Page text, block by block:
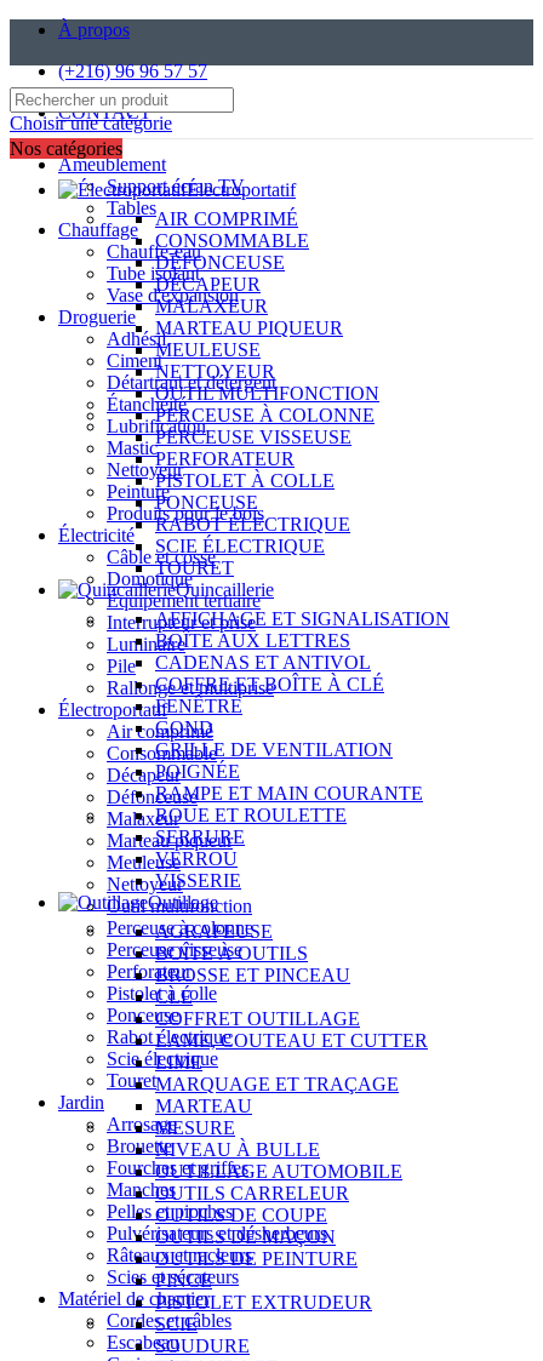
À propos
(+216) 96 96 57 57
CONTACT
Choisir une catégorie
Ameublement
Support écran TV
Tables
Chauffage
Chauffe-eau
Tube isolant
Vase d'expansion
Droguerie
Adhésif
Ciment
Détartrant et détergent
Étanchéité
Lubrification
Mastic
Nettoyeur
Peinture
Produits pour le bois
Électricité
Câble et cosse
Domotique
Équipement tertiaire
Interrupteur et prise
Luminaire
Pile
Rallonge et multiprise
Électroportatif
Air comprimé
Consommable
Décapeur
Défonceuse
Malaxeur
Marteau piqueur
Meuleuse
Nettoyeur
Outil multifonction
Perceuse à colonne
Perceuse visseuse
Perforateur
Pistolet à colle
Ponceuse
Rabot électrique
Scie électrique
Touret
Jardin
Arrosage
Brouette
Fourches et griffes
Manches
Pelles et pioches
Pulvérisateurs et désherbeurs
Râteaux et racleurs
Scies et sécateurs
Matériel de chantier
Cordes et câbles
Escabeau
Nos catégories
Électroportatif
AIR COMPRIMÉ
CONSOMMABLE
DÉFONCEUSE
DÉCAPEUR
MALAXEUR
MARTEAU PIQUEUR
MEULEUSE
NETTOYEUR
OUTIL MULTIFONCTION
PERCEUSE À COLONNE
PERCEUSE VISSEUSE
PERFORATEUR
PISTOLET À COLLE
PONCEUSE
RABOT ÉLECTRIQUE
SCIE ÉLECTRIQUE
TOURET
Quincaillerie
AFFICHAGE ET SIGNALISATION
BOÎTE AUX LETTRES
CADENAS ET ANTIVOL
COFFRE ET BOÎTE À CLÉ
FENÊTRE
GOND
GRILLE DE VENTILATION
POIGNÉE
RAMPE ET MAIN COURANTE
ROUE ET ROULETTE
SERRURE
VERROU
VISSERIE
Outillage
AGRAFEUSE
BOÎTE À OUTILS
BROSSE ET PINCEAU
CLÉ
COFFRET OUTILLAGE
LAME, COUTEAU ET CUTTER
LIME
MARQUAGE ET TRAÇAGE
MARTEAU
MESURE
NIVEAU À BULLE
OUTILLAGE AUTOMOBILE
OUTILS CARRELEUR
OUTILS DE COUPE
OUTILS DE MAÇON
OUTILS DE PEINTURE
PINCE
PISTOLET EXTRUDEUR
SCIE
SOUDURE